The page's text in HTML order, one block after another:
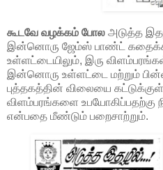
கூடவே வழக்கம் போல அடுத்த
இன்னொரு ஜேம்ஸ் பாண்ட்
உள்ளட்டையிலும், இரு
இன்னொரு உள்ளட்டை மற்றும்
புத்தகத்தின் விலையை
விளம்பரங்களை உபயோகிப்பதற்கு
என்பதை மீண்டும் பறைசாற்றும்.